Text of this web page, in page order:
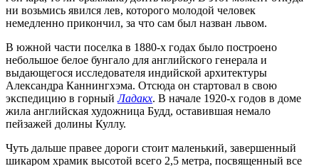
ни возьмись явился лев, которого молодой человек
немедленно прикончил, за что сам был назван львом.
В южной части поселка в 1880-х годах было построено
небольшое белое бунгало для английского генерала и
выдающегося исследователя индийской архитектуры
Александра Каннингхэма. Отсюда он стартовал в свою
экспедицию в горныйЛадакх. В начале 1920-х годов в доме
жила английская художница Будд, оставившая немало
пейзажей долины Куллу.
Чуть дальше правее дороги стоит маленький, завершенный
шикаром храмик высотой всего 2,5 метра, посвященный все